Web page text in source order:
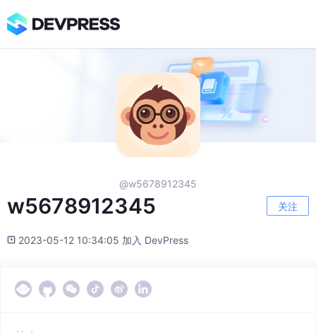
@w5678912345
w5678912345 关注
2023-05-12 10:34:05 加入 DevPress